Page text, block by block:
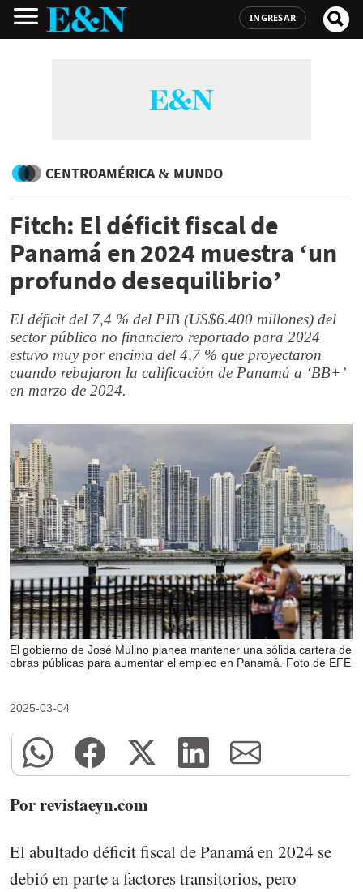
INGRESAR
CENTROAMÉRICA & MUNDO
Fitch: El déficit fiscal de
Panamá en 2024 muestra ‘un
profundo desequilibrio’
El déficit del 7,4 % del PIB (US$6.400 millones) del
sector público no financiero reportado para 2024
estuvo muy por encima del 4,7 % que proyectaron
cuando rebajaron la calificación de Panamá a ‘BB+’
en marzo de 2024.
El gobierno de José Mulino planea mantener una sólida cartera de
obras públicas para aumentar el empleo en Panamá. Foto de EFE
2025-03-04
Por revistaeyn.com
El abultado déficit fiscal de Panamá en 2024 se
debió en parte a factores transitorios, pero